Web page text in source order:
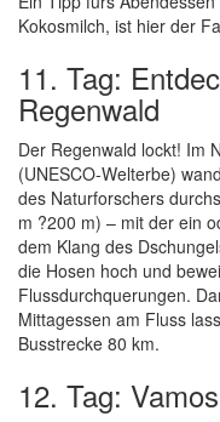
Kokosmilch, ist hier der
11. Tag:
Regenwald
Der Regenwald lockt! Im
(UNESCO-Welterbe)
des Naturforschers
m ?200 m) – mit der ein
dem Klang des
die Hosen hoch und
Flussdurchquerungen.
Mittagessen am Fluss
Busstrecke 80 km.
12. Tag: